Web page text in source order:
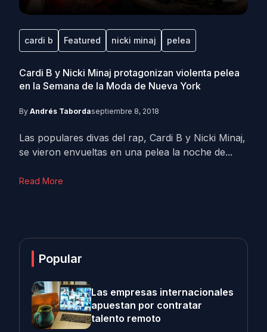
cardi b Featured nicki minaj pelea
Cardi B y Nicki Minaj protagonizan violenta pelea
en la Semana de la Moda de Nueva York
By Andrés Tabordaseptiembre 8, 2018
Las populares divas del rap, Cardi B y Nicki Minaj,
se vieron envueltas en una pelea la noche de...
Read More
Popular
Las empresas internacionales
apuestan por contratar
talento remoto